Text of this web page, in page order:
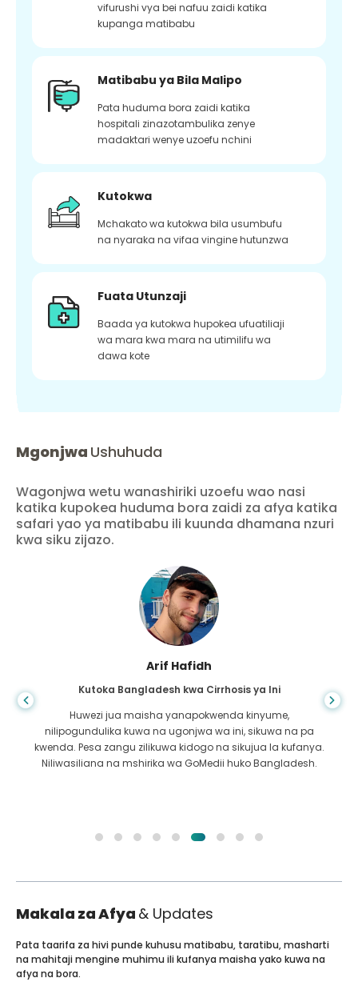
vifurushi vya bei nafuu zaidi katika
kupanga matibabu
Matibabu ya Bila Malipo
Pata huduma bora zaidi katika
hospitali zinazotambulika zenye
madaktari wenye uzoefu nchini
Kutokwa
Mchakato wa kutokwa bila usumbufu
na nyaraka na vifaa vingine hutunzwa
Fuata Utunzaji
Baada ya kutokwa hupokea ufuatiliaji
wa mara kwa mara na utimilifu wa
dawa kote
Mgonjwa Ushuhuda
Wagonjwa wetu wanashiriki uzoefu wao nasi
katika kupokea huduma bora zaidi za afya katika
safari yao ya matibabu ili kuunda dhamana nzuri
kwa siku zijazo.
Arif Hafidh
Kutoka Bangladesh kwa Cirrhosis ya Ini
Huwezi jua maisha yanapokwenda kinyume,
nilipogundulika kuwa na ugonjwa wa ini, sikuwa na pa
kwenda. Pesa zangu zilikuwa kidogo na sikujua la kufanya.
Niliwasiliana na mshirika wa GoMedii huko Bangladesh.
Makala za Afya & Updates
Pata taarifa za hivi punde kuhusu matibabu, taratibu, masharti
na mahitaji mengine muhimu ili kufanya maisha yako kuwa na
afya na bora.